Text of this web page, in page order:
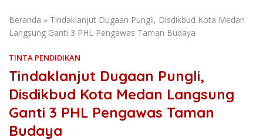
Beranda » Tindaklanjut Dugaan Pungli, Disdikbud Kota Medan
Langsung Ganti 3 PHL Pengawas Taman Budaya
TINTA PENDIDIKAN
Tindaklanjut Dugaan Pungli,
Disdikbud Kota Medan Langsung
Ganti 3 PHL Pengawas Taman
Budaya